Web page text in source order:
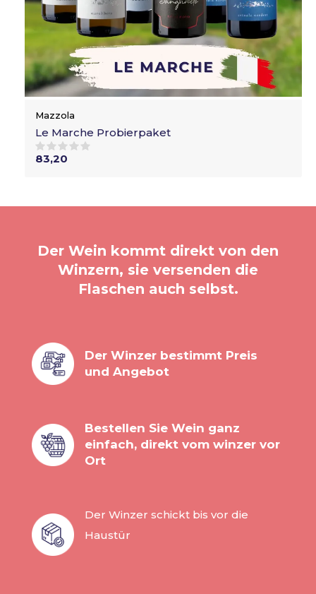
Mazzola
Le Marche Probierpaket
83,20
Der Wein kommt direkt von den
Winzern, sie versenden die
Flaschen auch selbst.
Der Winzer bestimmt Preis
und Angebot
Bestellen Sie Wein ganz
einfach, direkt vom winzer vor
Ort
Der Winzer schickt bis vor die
Haustür